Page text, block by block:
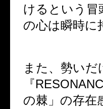
けるという冒
の心は瞬時に
また、勢い
『
の棘」の存在